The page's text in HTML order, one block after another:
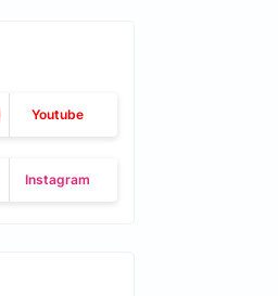
Youtube
Instagram